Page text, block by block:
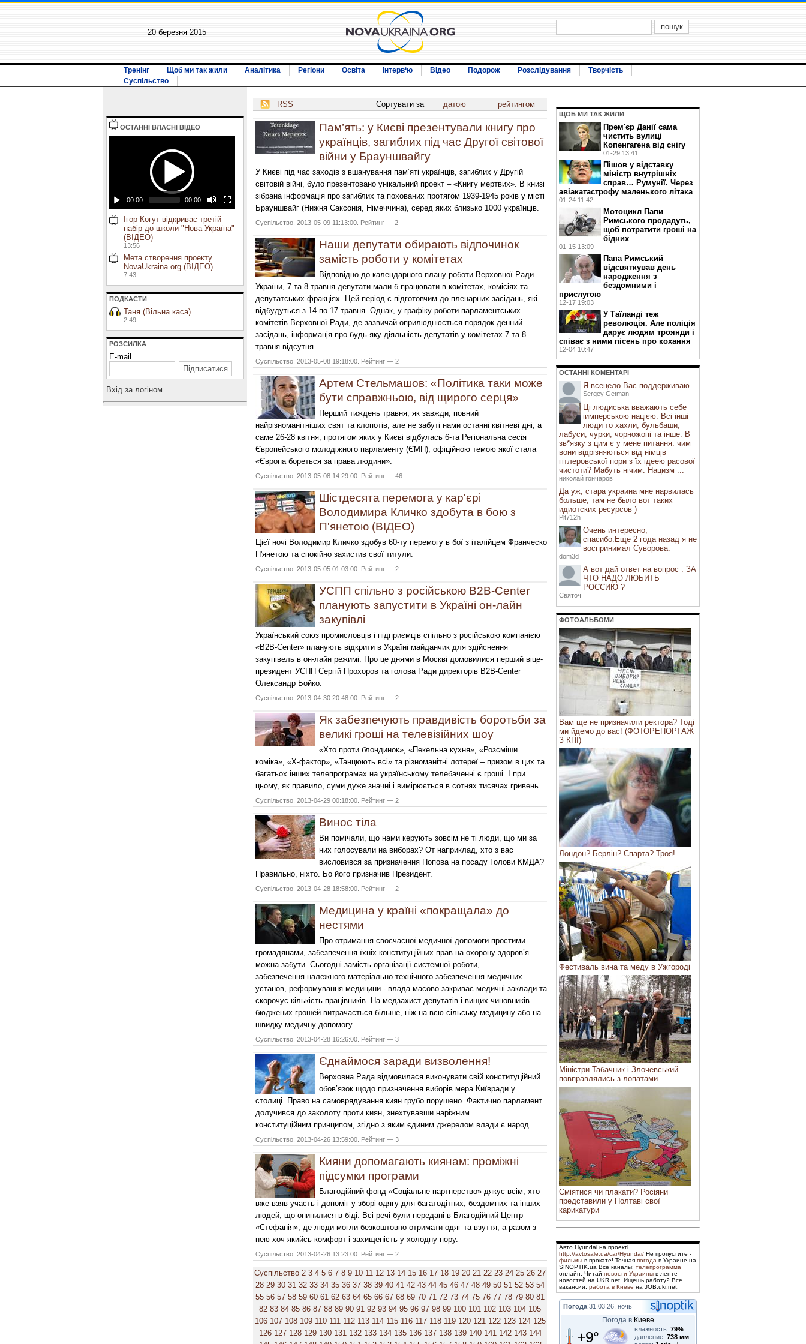
20 березня 2015
Тренінг Щоб ми так жили Аналітика Регіони Освіта Інтерв‘ю Відео Подорож Розслідування
Творчість
Суспільство
ОСТАННI ВЛАСНI ВIДЕО
00:00 00:00
Ігор Когут відкриває третій
набір до школи "Нова Україна"
(ВІДЕО)
13:56
Мета створення проекту
NovaUkraina.org (ВІДЕО)
7:43
ПОДКАСТИ
Таня (Вільна каса)
2:49
РОЗСИЛКА
E-mail
Вхiд за логiном
RSS Сортувати за датою рейтингом
Пам’ять: у Києві презентували книгу про
українців, загиблих під час Другої світової
війни у Брауншвайгу
У Києві під час заходів з вшанування пам’яті українців, загиблих у Другій
світовій війні, було презентовано унікальний проект – «Книгу мертвих». В книзі
зібрана інформація про загиблих та похованих протягом 1939-1945 років у місті
Брауншвайг (Нижня Саксонія, Німеччина), серед яких близько 1000 українців.
Суспільство. 2013-05-09 11:13:00. Рейтинг — 2
Наши депутати обирають відпочинок
замість роботи у комітетах
Відповідно до календарного плану роботи Верховної Ради
України, 7 та 8 травня депутати мали б працювати в комітетах, комісіях та
депутатських фракціях. Цей період є підготовчим до пленарних засідань, які
відбудуться з 14 по 17 травня. Однак, у графіку роботи парламентських
комітетів Верховної Ради, де зазвичай оприлюднюється порядок денний
засідань, інформація про будь-яку діяльність депутатів у комітетах 7 та 8
травня відсутня.
Суспільство. 2013-05-08 19:18:00. Рейтинг — 2
Артем Стельмашов: «Політика таки може
бути справжньою, від щирого серця»
Перший тиждень травня, як завжди, повний
найрізноманітніших свят та клопотів, але не забуті нами останні квітневі дні, а
саме 26-28 квітня, протягом яких у Києві відбулась 6-та Регіональна сесія
Європейського молодіжного парламенту (ЄМП), офіційною темою якої стала
«Європа бореться за права людини».
Суспільство. 2013-05-08 14:29:00. Рейтинг — 46
Шістдесята перемога у кар'єрі
Володимира Кличко здобута в бою з
П'янетою (ВІДЕО)
Цієї ночі Володимир Кличко здобув 60-ту перемогу в бої з італійцем Франческо
П'янетою та спокійно захистив свої титули.
Суспільство. 2013-05-05 01:03:00. Рейтинг — 2
УСПП спільно з російською B2B-Center
планують запустити в Україні он-лайн
закупівлі
Український союз промисловців і підприємців спільно з російською компанією
«B2B-Center» планують відкрити в Україні майданчик для здійснення
закупівель в он-лайн режимі. Про це днями в Москві домовилися перший віце-
президент УСПП Сергій Прохоров та голова Ради директорів B2B-Center
Олександр Бойко.
Суспільство. 2013-04-30 20:48:00. Рейтинг — 2
Як забезпечують правдивість боротьби за
великі гроші на телевізійних шоу
«Хто проти блондинок», «Пекельна кухня», «Розсміши
коміка», «Х-фактор», «Танцюють всі» та різноманітні лотереї – призом в цих та
багатьох інших телепрограмах на українському телебаченні є гроші. І при
цьому, як правило, суми дуже значні і вимірюється в сотнях тисячах гривень.
Суспільство. 2013-04-29 00:18:00. Рейтинг — 2
Винос тіла
Ви помічали, що нами керують зовсім не ті люди, що ми за
них голосували на виборах? От наприклад, хто з вас
висловився за призначення Попова на посаду Голови КМДА?
Правильно, ніхто. Бо його призначив Президент.
Суспільство. 2013-04-28 18:58:00. Рейтинг — 2
Медицина у країні «покращала» до
нестями
Про отримання своєчасної медичної допомоги простими
громадянами, забезпечення їхніх конституційних прав на охорону здоров’я
можна забути. Сьогодні замість організації системної роботи,
забезпечення належного матеріально-технічного забезпечення медичних
установ, реформування медицини - влада масово закриває медичні заклади та
скорочує кількість працівників. На медзахист депутатів і вищих чиновників
бюджених грошей витрачається більше, ніж на всю сільську медицину або на
швидку медичну допомогу.
Суспільство. 2013-04-28 16:26:00. Рейтинг — 3
Єднаймося заради визволення!
Верховна Рада відмовилася виконувати свій конституційний
обов’язок щодо призначення виборів мера Київради у
столиці. Право на самоврядування киян грубо порушено. Фактично парламент
долучився до заколоту проти киян, знехтувавши наріжним
конституційним принципом, згідно з яким єдиним джерелом влади є народ.
Суспільство. 2013-04-26 13:59:00. Рейтинг — 3
Кияни допомагають киянам: проміжні
підсумки програми
Благодійний фонд «Соціальне партнерство» дякує всім, хто
вже взяв участь і допоміг у зборі одягу для багатодітних, бездомних та інших
людей, що опинилися в біді. Всі речі були передані в Благодійний Центр
«Стефанія», де люди могли безкоштовно отримати одяг та взуття, а разом з
нею хоч якийсь комфорт і захищеність у холодну пору.
Суспільство. 2013-04-26 13:23:00. Рейтинг — 2
Суспільство 2 3 4 5 6 7 8 9 10 11 12 13 14 15 16 17 18 19 20 21 22 23 24 25 26 27
28 29 30 31 32 33 34 35 36 37 38 39 40 41 42 43 44 45 46 47 48 49 50 51 52 53 54
55 56 57 58 59 60 61 62 63 64 65 66 67 68 69 70 71 72 73 74 75 76 77 78 79 80 81
82 83 84 85 86 87 88 89 90 91 92 93 94 95 96 97 98 99 100 101 102 103 104 105
106 107 108 109 110 111 112 113 114 115 116 117 118 119 120 121 122 123 124 125
126 127 128 129 130 131 132 133 134 135 136 137 138 139 140 141 142 143 144
ЩОБ МИ ТАК ЖИЛИ
Прем'єр Данії сама
чистить вулиці
Копенгагена від снігу
01-29 13:41
Пішов у відставку
міністр внутрішніх
справ… Румунії. Через
авіакатастрофу маленького літака
01-24 11:42
Мотоцикл Папи
Римського продадуть,
щоб потратити гроші на
бідних
01-15 13:09
Папа Римський
відсвяткував день
народження з
бездомними і
прислугою
12-17 19:03
У Таїланді теж
революція. Але поліція
дарує людям троянди і
співає з ними пісень про кохання
12-04 10:47
ОСТАННI КОМЕНТАРI
Я всецело Вас поддерживаю .
Sergey Getman
Ці людиська вважають себе
іимперською нацією. Всі інші
люди то хахли, бульбаши,
лабуси, чурки, чорножопі та інше. В
зв*язку з цим є у мене питання: чим
вони відрізняються від німців
гітлеровської пори з їх ідеею расової
чистоти? Мабуть нічим. Нацизм ...
николай гончаров
Да уж, стара украина мне нарвилась
больше, там не было вот таких
идиотских ресурсов )
Plt712h
Очень интересно,
спасибо.Еще 2 года назад я не
воспринимал Суворова.
dom3d
А вот дай ответ на вопрос : ЗА
ЧТО НАДО ЛЮБИТЬ
РОССИЮ ?
Святоч
ФОТОАЛЬБОМИ
Вам ще не призначили ректора? Тоді
ми йдемо до вас! (ФОТОРЕПОРТАЖ
З КПІ)
Лондон? Берлін? Спарта? Троя!
Фестиваль вина та меду в Ужгороді
Міністри Табачник і Злочевський
повправлялись з лопатами
Сміятися чи плакати? Росіяни
представили у Полтаві свої
карикатури
Авто Hyundai на проекті
http://avtosale.ua/car/Hyundai/ Не пропустите -
фильмы в прокате! Точная погода в Украине на
SINOPTIK.ua Все каналы: телепрограмма
онлайн. Читай новости Украины в ленте
новостей на UKR.net. Ищешь работу? Все
вакансии, работа в Киеве на JOB.ukr.net.
Погода 31.03.26, ночь
Погода в Киеве
+9° влажность: 79%
давление: 738 мм